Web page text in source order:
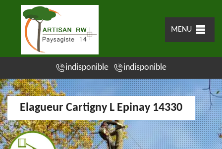
MENU
indisponible indisponible
Elagueur Cartigny L Epinay 14330